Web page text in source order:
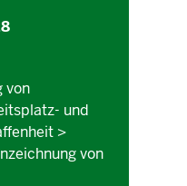
von
und
>
von